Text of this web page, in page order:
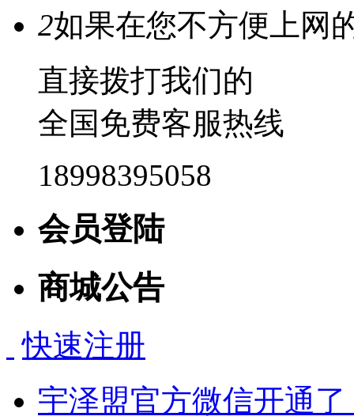
2如果在您不方便上网
直接拨打我们的
全国免费客服热线
18998395058
会员登陆
商城公告
快速注册
宇泽盟官方微信开通